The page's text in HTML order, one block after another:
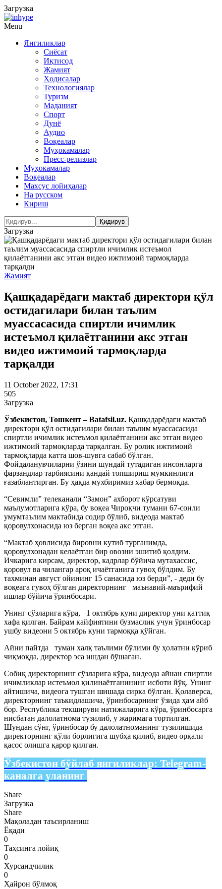
Загрузка
Menu
Янгиликлар
Сиёсат
Иқтисод
Жамият
Ҳодисалар
Технологиялар
Туризм
Маданият
Спорт
Дунё
Аудио
Воқеалар
Муҳокамалар
Пресс-релизлар
Муҳокамалар
Воқеалар
Махсус лойиҳалар
На русском
Кириш
Загрузка
Жамият
Қашқадарёдаги мактаб директори қўл
остидагилари билан таълим
муассасасида спиртли ичимлик
истеъмол қилаётганини акс этган
видео ижтимоий тармоқларда
тарқалди
11 October 2022, 17:31
505
Загрузка
Ўзбекистон, Тошкент – Batafsil.uz. Қашқадарёдаги мактаб
директори қўл остидагилари билан таълим муассасасида
спиртли ичимлик истеъмол қилаётганини акс этган видео
ижтимоий тармоқларда тарқалган. Бу ролик ижтимоий
тармоқларда катта шов-шувга сабаб бўлган.
Фойдаланувчиларни ўзини шундай тутадиган инсонларга
фарзандлар тарбиясини қандай топшириш мумкинлиги
ғазаблантирган. Бу ҳақда мухбиримиз хабар бермоқда.
“Севимли” телеканали “Замон” ахборот кўрсатуви
маълумотларига кўра, бу воқеа Чироқчи тумани 67-сонли
умумтаълим мактабида содир бўлиб, видеода мактаб
қоровулхонасида юз берган воқеа акс этган.
“Мактаб ҳовлисида бировни кутиб турганимда,
қоровулхонадан келаётган бир овозни эшитиб қолдим.
Ичкарига кирсам, директор, кадрлар бўйича мутахассис,
қоровул ва чилангар ароқ ичаётганига гувоҳ бўлдим. Бу
тахминан август ойининг 15 санасида юз берди”, - деди бу
воқеага гувоҳ бўлган директорнинг маънавий-маърифий
ишлар бўйича ўринбосари.
Унинг сўзларига кўра, 1 октябрь куни директор уни қаттиқ
хафа қилган. Байрам кайфиятини бузмаслик учун ўринбосар
ушбу видеони 5 октябрь куни тармоққа қўйган.
Айни пайтда туман халқ таълими бўлими бу ҳолатни кўриб
чиқмоқда, директор эса ишдан бўшаган.
Собиқ директорнинг сўзларига кўра, видеода айнан спиртли
ичимликлар истеъмол қилинаётганининг исботи йўқ. Унинг
айтишича, видеога тушган шишада сирка бўлган. Қолаверса,
директорнинг таъкидлашича, ўринбосарнинг ўзида ҳам айб
бор. Республика текшируви натижаларига кўра, ўринбосарга
нисбатан далолатнома тузилиб, у жаримага тортилган.
Шундан сўнг, ўринбосар бу далолатноманинг тузилишида
директорнинг қўли борлигига шубҳа қилиб, видео орқали
қасос олишга қарор қилган.
Ўзбекистон бўйлаб янгиликлар: Telegram-
каналга уланинг
Share
Загрузка
Share
Мақоладан таъсирланиш
Ёқади
0
Таҳсинга лойиқ
0
Хурсандчилик
0
Ҳайрон бўлмоқ